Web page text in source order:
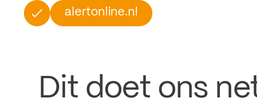
alertonline.nl
Dit doet ons